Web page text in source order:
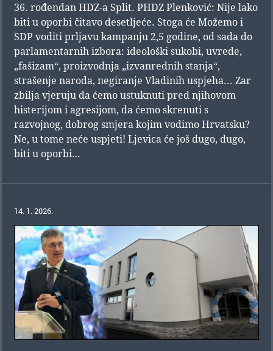
36. rođendan HDZ-a Split. PHDZ Plenković: Nije lako
biti u oporbi čitavo desetljeće. Stoga će Možemo i
SDP voditi prljavu kampanju 2,5 godine, od sada do
parlamentarnih izbora: ideološki sukobi, uvrede,
„fašizam“, proizvodnja „izvanrednih stanja“,
strašenje naroda, negiranje Vladinih uspjeha... Zar
zbilja vjeruju da ćemo ustuknuti pred njihovom
histerijom i agresijom, da ćemo skrenuti s
razvojnog, dobrog smjera kojim vodimo Hrvatsku?
Ne, u tome neće uspjeti! Ljevica će još dugo, dugo,
biti u oporbi…
14. 1. 2026.